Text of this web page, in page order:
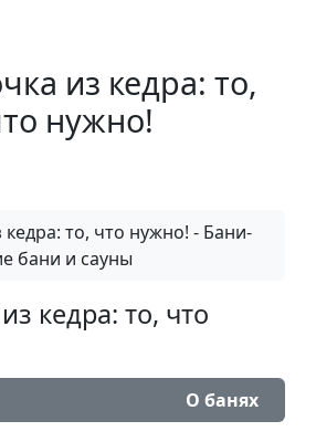
из кедра: то,
нужно!
кедра: то, что
О банях